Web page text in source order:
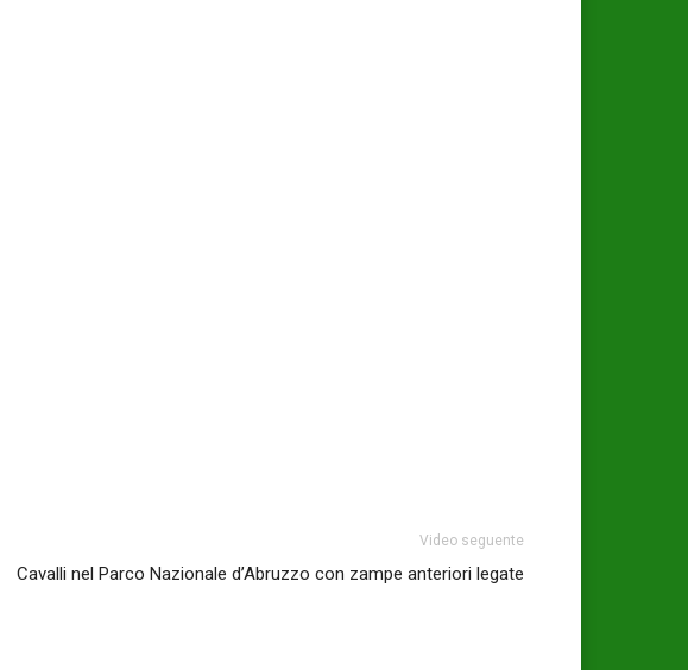
Video seguente
Cavalli nel Parco Nazionale d’Abruzzo con zampe anteriori legate